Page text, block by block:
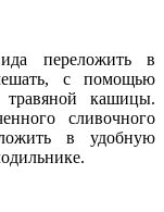
переложить в
с помощью
травяной кашицы.
сливочного
в удобную